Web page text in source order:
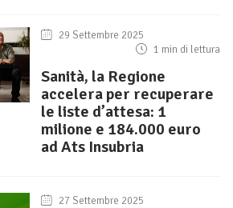
29 Settembre 2025
1 min di lettura
Sanità, la Regione
accelera per recuperare
le liste d’attesa: 1
milione e 184.000 euro
ad Ats Insubria
27 Settembre 2025